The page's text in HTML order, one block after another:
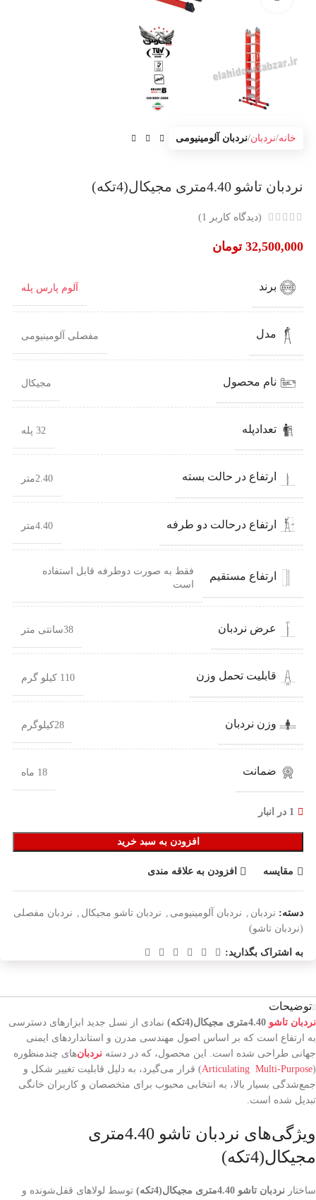
خانه نردبان نردبان آلومینیومی
نردبان تاشو 4.40متری مجیکال(4تکه)
(دیدگاه کاربر 1
)
32,500,000 تومان
برند آلوم پارس پله
مدل مفصلی آلومینیومی
نام محصول مجیکال
تعدادپله 32 پله
ارتفاع در حالت بسته 2.40متر
ارتفاع درحالت دو طرفه 4.40متر
ارتفاع مستقیم
فقط به صورت دوطرفه قابل استفاده
است
عرض نردبان 38سانتی متر
قابلیت تحمل وزن 110 کیلو گرم
وزن نردبان 28کیلوگرم
ضمانت 18 ماه
1 در انبار
افزودن به سبد خرید
مقایسه افزودن به علاقه مندی
دسته: نردبان , نردبان آلومینیومی , نردبان تاشو مجیکال , نردبان مفصلی
(نردبان تاشو)
به اشتراک بگذارید:
توضیحات
نردبان تاشو
نمادی از نسل جدید ابزارهای دسترسی
به ارتفاع است که بر اساس اصول مهندسی مدرن و استانداردهای ایمنی
جهانی طراحی شده است. این محصول، که در دسته نردبان‌های چندمنظوره
(
Articulating Multi-Purpose) قرار می‌گیرد، به دلیل قابلیت تغییر شکل و
جمع‌شدگی بسیار بالا، به انتخابی محبوب برای متخصصان و کاربران خانگی
تبدیل شده است.
ویژگی‌های نردبان تاشو 4.40متری
مجیکال(4تکه)
ساختار نردبان تاشو 4.40متری مجیکال(4تکه)
توسط لولاهای قفل‌شونده و